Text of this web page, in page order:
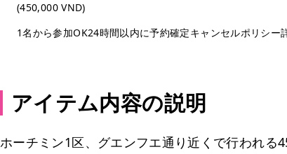
(450,000 VND)
1名から参加OK24時間以内に予約確定キャンセルポリシー
アイテム内容の説明
ホーチミン1区、グエンフエ通り近くで行われる